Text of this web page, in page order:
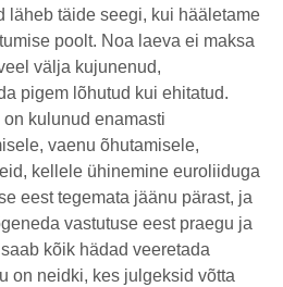
läheb täide seegi, kui hääletame
poolt. Noa laeva ei maksa
välja kujunenud,
pigem lõhutud kui ehitatud.
kulunud enamasti
vaenu õhutamisele,
kellele ühinemine euroliiduga
eest tegemata jäänu pärast, ja
vastutuse eest praegu ja
kõik hädad veeretada
on neidki, kes julgeksid võtta